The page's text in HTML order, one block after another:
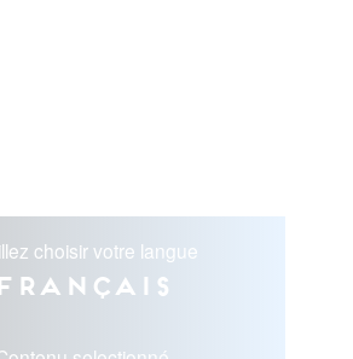
choisir votre langue